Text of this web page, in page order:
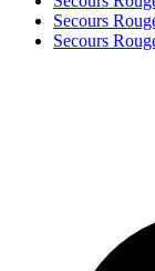
Secours
Secours